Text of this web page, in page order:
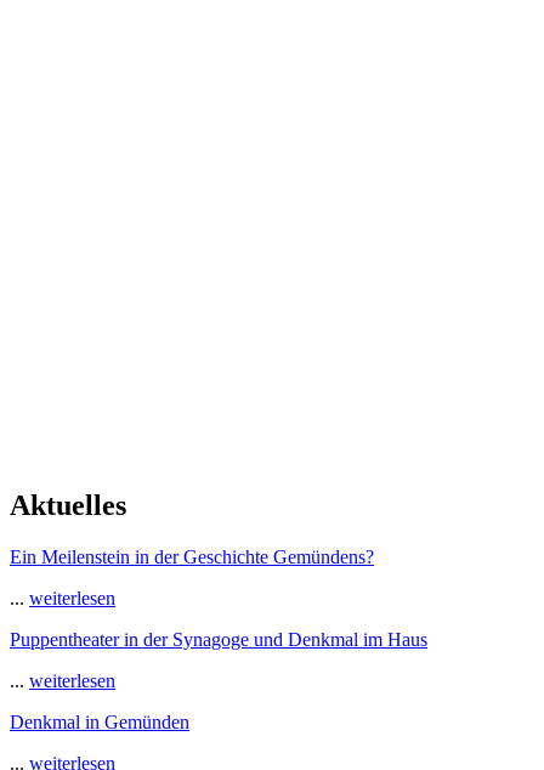
Aktuelles
Ein Meilenstein in der Geschichte Gemündens?
... weiterlesen
Puppentheater in der Synagoge und Denkmal im Haus
... weiterlesen
Denkmal in Gemünden
... weiterlesen